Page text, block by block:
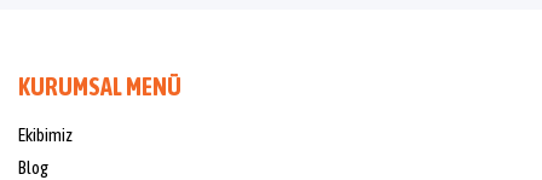
KURUMSAL MENÜ
Ekibimiz
Blog